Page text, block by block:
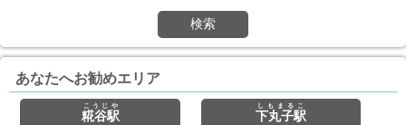
検索
あなたへお勧めエリア
糀谷駅
こうじや
下丸子駅
しもまるこ